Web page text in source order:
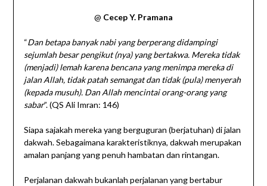
@ Cecep Y. Pramana
“Dan betapa banyak nabi yang berperang didampingi
sejumlah besar pengikut (nya) yang bertakwa. Mereka tidak
(menjadi) lemah karena bencana yang menimpa mereka di
jalan Allah, tidak patah semangat dan tidak (pula) menyerah
(kepada musuh). Dan Allah mencintai orang-orang yang
sabar”. (QS Ali Imran: 146)
Siapa sajakah mereka yang berguguran (berjatuhan) di jalan
dakwah. Sebagaimana karakteristiknya, dakwah merupakan
amalan panjang yang penuh hambatan dan rintangan.
Perjalanan dakwah bukanlah perjalanan yang bertabur